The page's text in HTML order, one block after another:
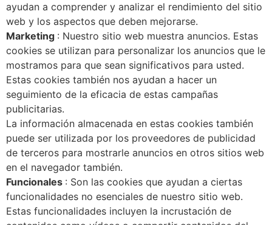
ayudan a comprender y analizar el rendimiento del sitio
web y los aspectos que deben mejorarse.
Marketing : Nuestro sitio web muestra anuncios. Estas
cookies se utilizan para personalizar los anuncios que le
mostramos para que sean significativos para usted.
Estas cookies también nos ayudan a hacer un
seguimiento de la eficacia de estas campañas
publicitarias.
La información almacenada en estas cookies también
puede ser utilizada por los proveedores de publicidad
de terceros para mostrarle anuncios en otros sitios web
en el navegador también.
Funcionales : Son las cookies que ayudan a ciertas
funcionalidades no esenciales de nuestro sitio web.
Estas funcionalidades incluyen la incrustación de